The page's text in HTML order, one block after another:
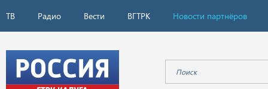
ТВ Радио Вести ВГТРК Новости партнёров